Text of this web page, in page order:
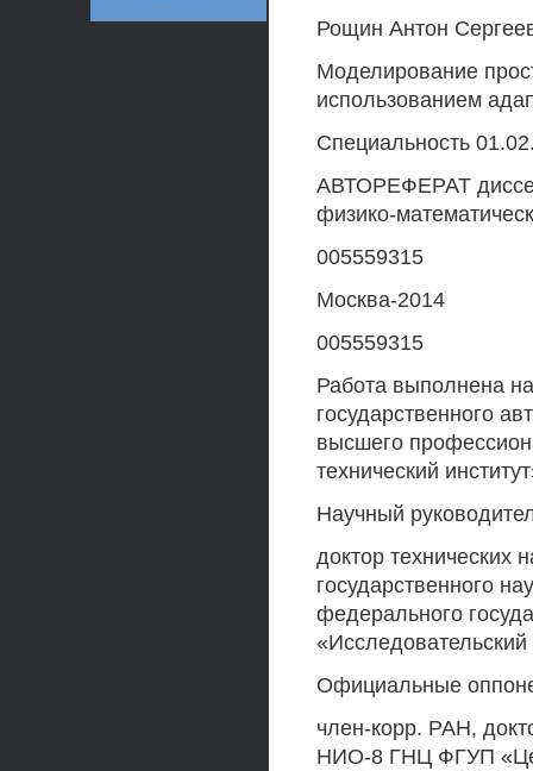
Рощин Антон
Моделирование
использованием
Специальность
АВТОРЕФЕРАТ
физико-
005559315
Москва-2014
005559315
Работа выполнена
государственного
высшего
технический
Научный
доктор технических
государственного
федерального
Официальные
член-корр. РАН,
НИО-8 ГНЦ ФГУП